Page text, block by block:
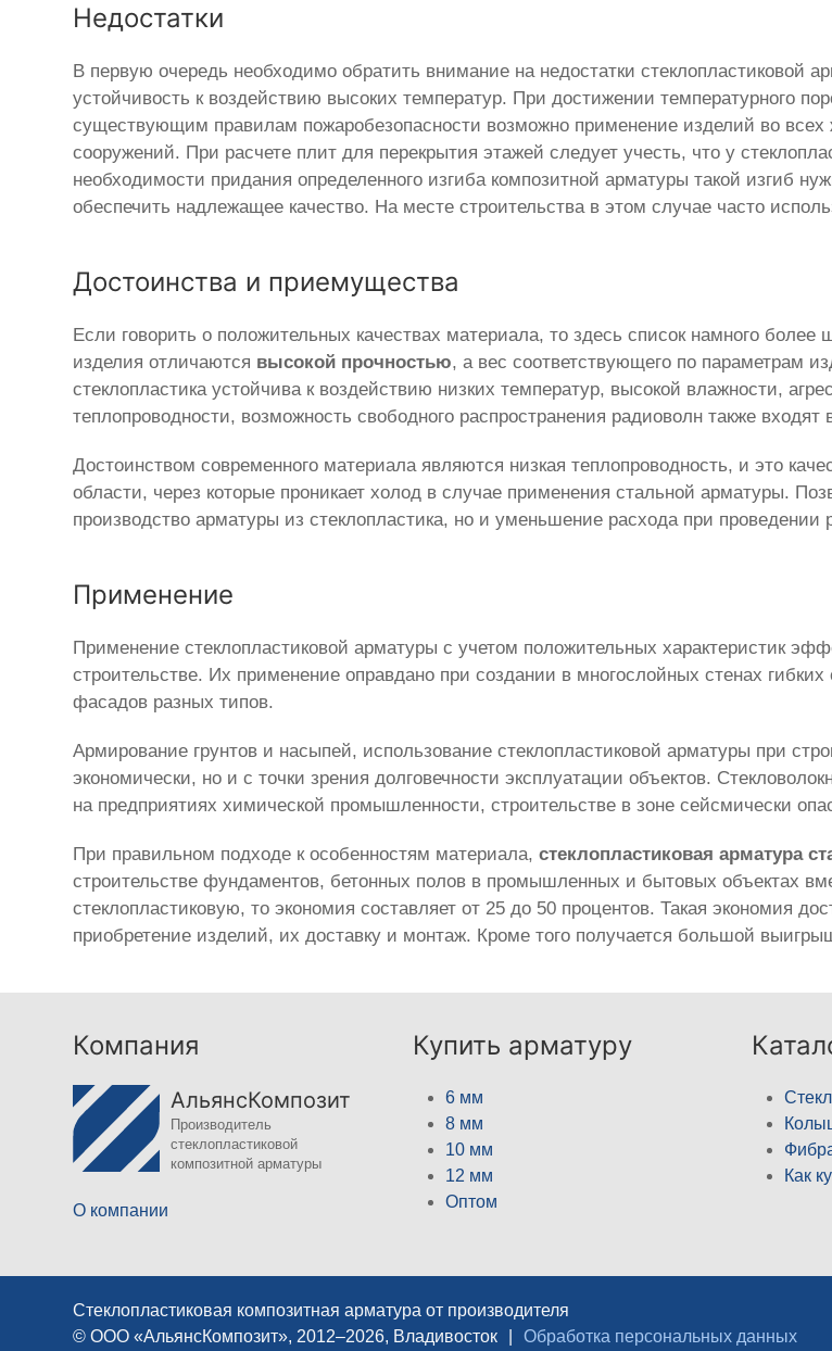
Недостатки
В первую очередь необходимо обратить внимание на недостатки стеклопластиковой
устойчивость к воздействию высоких температур. При достижении температурного
существующим правилам пожаробезопасности возможно применение изделий во
сооружений. При расчете плит для перекрытия этажей следует учесть, что у
необходимости придания определенного изгиба композитной арматуры такой изгиб
обеспечить надлежащее качество. На месте строительства в этом случае часто
Достоинства и приемущества
Если говорить о положительных качествах материала, то здесь список намного
изделия отличаются высокой прочностью, а вес соответствующего по параметрам
стеклопластика устойчива к воздействию низких температур, высокой влажности,
теплопроводности, возможность свободного распространения радиоволн также
Достоинством современного материала являются низкая теплопроводность, и это
области, через которые проникает холод в случае применения стальной арматуры.
производство арматуры из стеклопластика, но и уменьшение расхода при проведении
Применение
Применение стеклопластиковой арматуры с учетом положительных характеристик
строительстве. Их применение оправдано при создании в многослойных стенах
фасадов разных типов.
Армирование грунтов и насыпей, использование стеклопластиковой арматуры при
экономически, но и с точки зрения долговечности эксплуатации объектов.
на предприятиях химической промышленности, строительстве в зоне сейсмически
При правильном подходе к особенностям материала,стеклопластиковая арматура
строительстве фундаментов, бетонных полов в промышленных и бытовых объектах
стеклопластиковую, то экономия составляет от 25 до 50 процентов. Такая экономия
приобретение изделий, их доставку и монтаж. Кроме того получается большой
Компания
АльянсКомпозит
Производитель
стеклопластиковой
композитной арматуры
О компании
Купить арматуру
6 мм
8 мм
10 мм
12 мм
Оптом
Как
Стеклопластиковая композитная арматура от производителя
© ООО «АльянсКомпозит», 2012–2026, Владивосток
Обработка персональных данных